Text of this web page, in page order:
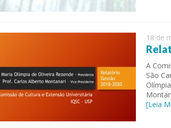
18 de
A
São
[Leia
Energy Technologies and
Journal of